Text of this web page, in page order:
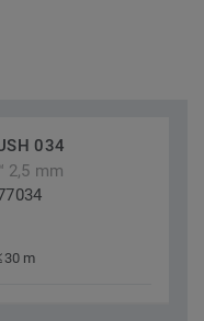
034
2,5 mm
m